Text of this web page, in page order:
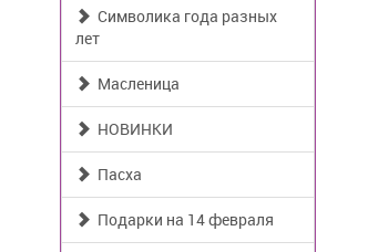
Символика года разных
лет
Масленица
НОВИНКИ
Пасха
Подарки на 14 февраля